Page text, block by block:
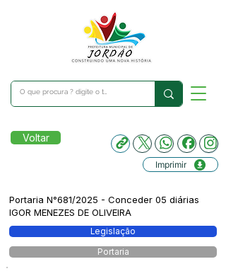
Voltar
Imprimir
Portaria N°681/2025 - Conceder 05 diárias
IGOR MENEZES DE OLIVEIRA
Legislação
Portaria